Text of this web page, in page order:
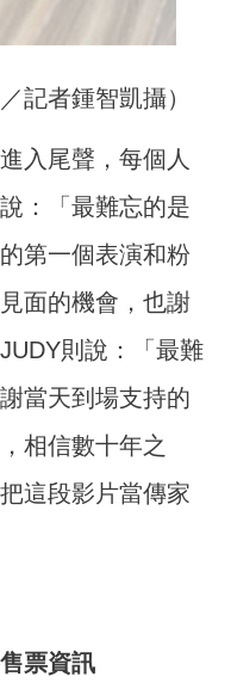
記者鍾智凱攝）
入尾聲，每個人
：「最難忘的是
第一個表演和粉
面的機會，也謝
則說：「最難
當天到場支持的
相信數十年之
這段影片當傳家
票資訊